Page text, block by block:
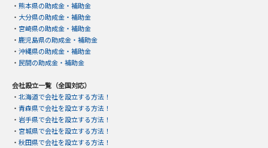
・ 熊本県の助成金・補助金
・ 大分県の助成金・補助金
・ 宮崎県の助成金・補助金
・ 鹿児島県の助成金・補助金
・ 沖縄県の助成金・補助金
・ 民間の助成金・補助金
会社設立一覧（全国対応）
・ 北海道で会社を設立する方法！
・ 青森県で会社を設立する方法！
・ 岩手県で会社を設立する方法！
・ 宮城県で会社を設立する方法！
・ 秋田県で会社を設立する方法！